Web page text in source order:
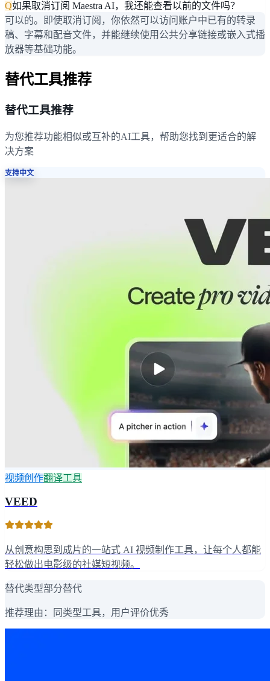
Q如果取消订阅 Maestra AI，我还能查看以前的文件吗？
可以的。即使取消订阅，你依然可以访问账户中已有的转录
稿、字幕和配音文件，并能继续使用公共分享链接或嵌入式播
放器等基础功能。
替代工具推荐
替代工具推荐
为您推荐功能相似或互补的AI工具，帮助您找到更适合的解
决方案
支持中文
视频创作翻译工具
VEED
从创意构思到成片的一站式 AI 视频制作工具，让每个人都能
轻松做出电影级的社媒短视频。
替代类型部分替代
推荐理由： 同类型工具，用户评价优秀